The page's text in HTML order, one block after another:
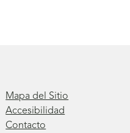
Mapa del Sitio
Accesibilidad
Contacto